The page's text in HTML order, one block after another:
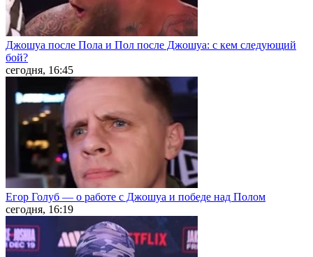
Джошуа после Пола и Пол после Джошуа: с кем следующий
бой?
сегодня, 16:45
Егор Голуб — о работе с Джошуа и победе над Полом
сегодня, 16:19